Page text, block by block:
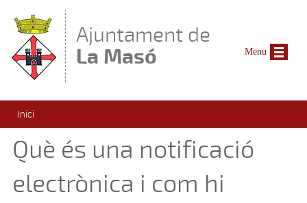
Ajuntament de
La Masó
Esteu aquí
Inici
Què és una notificació
electrònica i com hi
Menu